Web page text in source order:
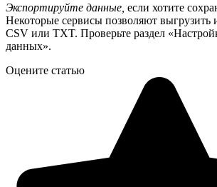
Экспортируйте данные, если хотите
Некоторые сервисы позволяют выгрузить
CSV или TXT. Проверьте раздел
данных».
Оцените статью